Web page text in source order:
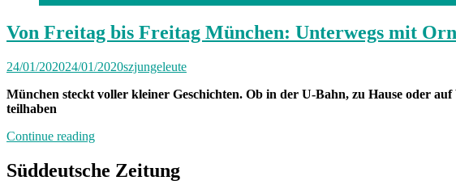
Von Freitag bis Freitag München: Unterwegs mit
24/01/202024/01/2020szjungeleute
München steckt voller kleiner Geschichten. Ob in der U-Bahn, zu Hause oder
teilhaben
Continue reading„Von
bis
Freitag
Süddeutsche Zeitung